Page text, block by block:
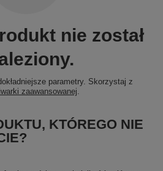
nie został
parametry. Skorzystaj z
zaawansowanej.
KTÓREGO NIE